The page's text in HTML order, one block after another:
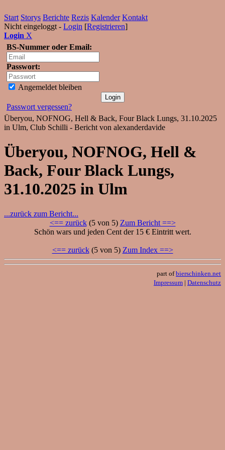
Start Storys Berichte Rezis Kalender Kontakt
Nicht eingeloggt - Login [Registrieren]
Login X
BS-Nummer oder Email:
Passwort:
Angemeldet bleiben
Passwort vergessen?
Überyou, NOFNOG, Hell & Back, Four Black Lungs, 31.10.2025
in Ulm, Club Schilli - Bericht von alexanderdavide
Überyou, NOFNOG, Hell &
Back, Four Black Lungs,
31.10.2025 in Ulm
...zurück zum Bericht...
<== zurück(5 von 5) Zum Bericht ==>
Schön wars und jeden Cent der 15 € Eintritt wert.
<== zurück(5 von 5) Zum Index ==>
part ofbierschinken.net
Impressum | Datenschutz